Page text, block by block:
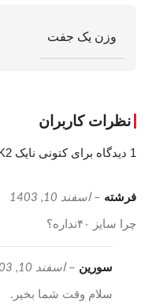
وزن یک جفت
نظرات کاربران
1 دیدگاه برای کتونی نایک K2 مشکی طوسی کد 6195
فرشته – اسفند 10, 1403
چرا سایز ۴۰نداره؟
سورین – اسفند 10, 1403
سلام وقت شما بخیر.